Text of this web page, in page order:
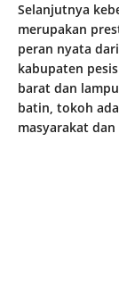
Selanjutnya
merupakan
peran nyata
kabupaten
barat dan
batin, tokoh
masyarakat